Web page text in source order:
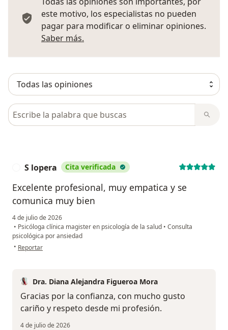
este motivo, los especialistas no pueden
pagar para modificar o eliminar opiniones.
Saber más.
Busca en opiniones
S lopera Cita verificada
Excelente profesional, muy empatica y se
comunica muy bien
4 de julio de 2026
• Psicóloga clínica magister en psicología de la salud • Consulta
psicológica por ansiedad
• en opinión del usuario S lopera
Reportar
Dra. Diana Alejandra Figueroa Mora
Gracias por la confianza, con mucho gusto
cariño y respeto desde mi profesión.
4 de julio de 2026